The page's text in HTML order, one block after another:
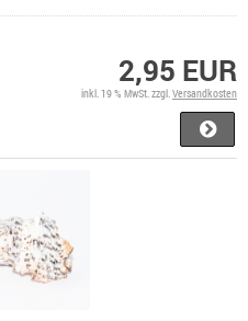
2,95 EUR
inkl. 19 % MwSt. zzgl. Versandkosten